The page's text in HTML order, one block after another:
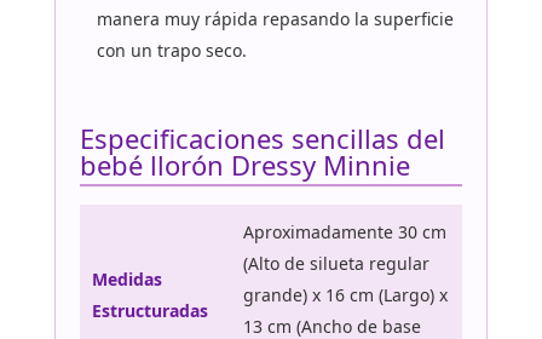
manera muy rápida repasando la superficie
con un trapo seco.
Especificaciones sencillas del
bebé llorón Dressy Minnie
Medidas
Estructuradas
Aproximadamente 30 cm
(Alto de silueta regular
grande) x 16 cm (Largo) x
13 cm (Ancho de base